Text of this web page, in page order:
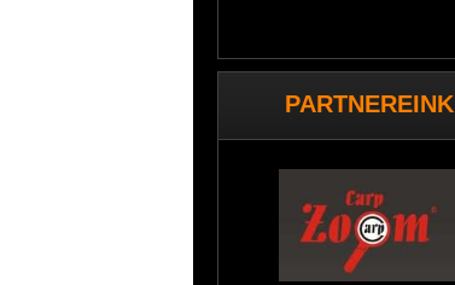
PARTNEREINK